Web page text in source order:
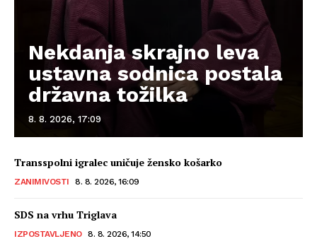
Nekdanja skrajno leva
ustavna sodnica postala
državna tožilka
8. 8. 2026, 17:09
Transspolni igralec uničuje žensko košarko
ZANIMIVOSTI 8. 8. 2026, 16:09
SDS na vrhu Triglava
IZPOSTAVLJENO 8. 8. 2026, 14:50